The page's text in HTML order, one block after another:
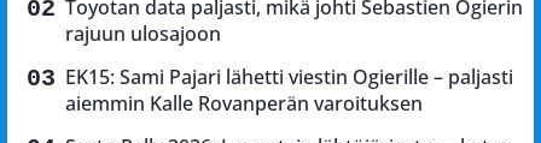
Toyotan data paljasti, mikä johti Sebastien Ogierin
rajuun ulosajoon
EK15: Sami Pajari lähetti viestin Ogierille – paljasti
aiemmin Kalle Rovanperän varoituksen